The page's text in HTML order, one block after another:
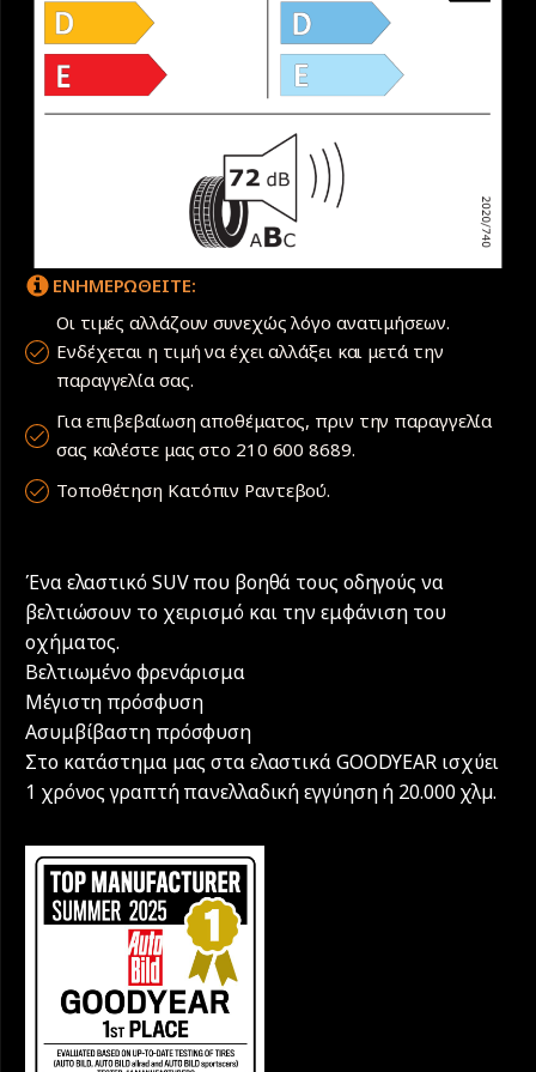
ΕΝΗΜΕΡΩΘΕΙΤΕ:
Οι τιμές αλλάζουν συνεχώς λόγο ανατιμήσεων.
Ενδέχεται η τιμή να έχει αλλάξει και μετά την
παραγγελία σας.
Για επιβεβαίωση αποθέματος, πριν την παραγγελία
σας καλέστε μας στο 210 600 8689.
Τοποθέτηση Κατόπιν Ραντεβού.
Ένα ελαστικό SUV που βοηθά τους οδηγούς να
βελτιώσουν το χειρισμό και την εμφάνιση του
οχήματος.
Βελτιωμένο φρενάρισμα
Μέγιστη πρόσφυση
Ασυμβίβαστη πρόσφυση
Στο κατάστημα μας στα ελαστικά GOODYEAR ισχύει
1 χρόνος γραπτή πανελλαδική εγγύηση ή 20.000 χλµ.